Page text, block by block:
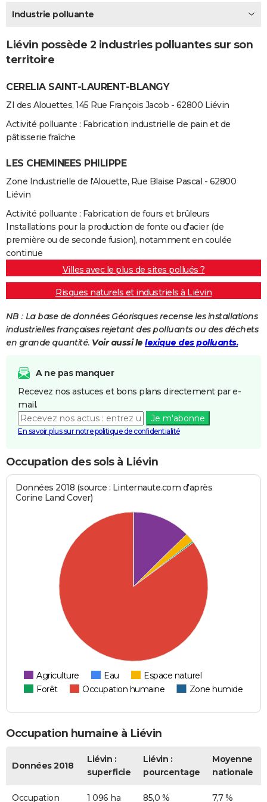
Destinations
City break
Voyage nature
Voyage de noces
Forum
Climat
+PHOTO
GUIDES D'ACHAT
BONS PLANS
CARTE DE VOEUX
Carte de Noël
Carte Bonne année
Carte Saint-Valentin
Carte Pâques
Carte d'anniversaire
DICTIONNAIRE
Dictionnaire
Biographies
Citations
Expressions
Proverbes
PROGRAMME TV
COPAINS D'AVANT
S'inscrire
Se connecter
Lycées
Collèges
Primaires
Universités
Entreprises
Service militaire
Avis de recherche
AVIS DE DÉCÈS
Bricolage
Lifestyle
Culture
Sport
Auto
Television
Voyage
Cinema
Industrie polluante
Liévin possède 2 industries polluantes sur son
territoire
CERELIA SAINT-LAURENT-BLANGY
ZI des Alouettes, 145 Rue François Jacob - 62800 Liévin
Activité polluante : Fabrication industrielle de pain et de
pâtisserie fraîche
LES CHEMINEES PHILIPPE
Zone Industrielle de l'Alouette, Rue Blaise Pascal - 62800
Liévin
Activité polluante : Fabrication de fours et brûleurs
Installations pour la production de fonte ou d'acier (de
première ou de seconde fusion), notamment en coulée
continue
Villes avec le plus de sites pollués ?
Risques naturels et industriels à Liévin
NB : La base de données Géorisques recense les installations
industrielles françaises rejetant des polluants ou des déchets
en grande quantité. Voir aussi le lexique des polluants.
A ne pas manquer
Recevez nos astuces et bons plans directement par e-
mail.
Je m'abonne
En savoir plus sur notre politique de confidentialité
Occupation des sols à Liévin
Données 2018 (source : Linternaute.com d'après
Corine Land Cover)
Agriculture Eau
Espace naturel
Forêt
Occupation humaine Zone humide
Occupation humaine à Liévin
Données 2018
Liévin :
superficie
Liévin :
pourcentage
Moyenne
nationale
Occupation 1 096 ha 85,0 % 7,7 %